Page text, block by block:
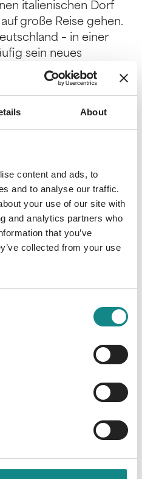
About
content and ads, to
and to analyse our traffic.
your use of our site with
and analytics partners who
that you’ve
collected from your use
italienischen Dorf
große Reise gehen.
– in einer
sein neues
Wache durch
bewahrt, wird
lehrt ihn in
er über die
um im richtigen
lädt Kinder
mehr über die
zu erfahren.